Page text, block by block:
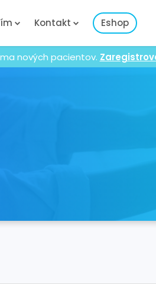
Kontakt Eshop
nových pacientov.